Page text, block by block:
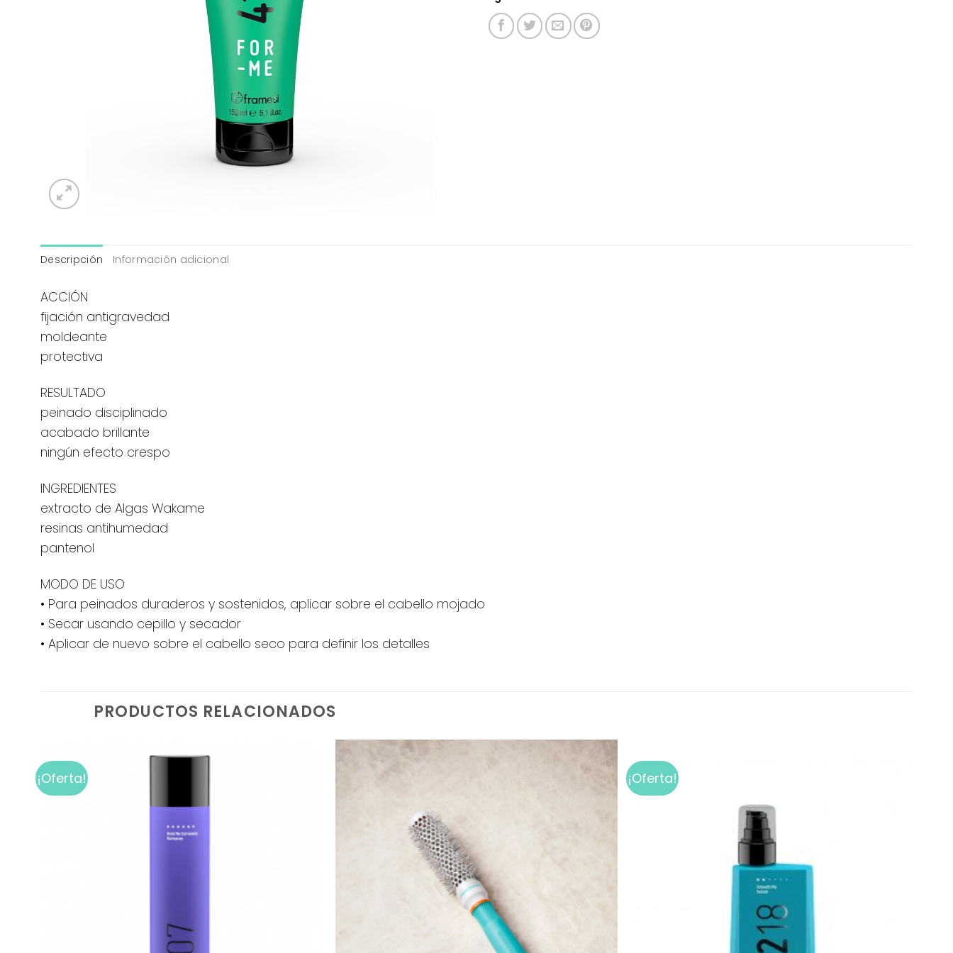
Descripción Información adicional
ACCIÓN
fijación antigravedad
moldeante
protectiva
RESULTADO
peinado disciplinado
acabado brillante
ningún efecto crespo
INGREDIENTES
extracto de Algas Wakame
resinas antihumedad
pantenol
MODO DE USO
• Para peinados duraderos y sostenidos, aplicar sobre el cabello mojado
• Secar usando cepillo y secador
• Aplicar de nuevo sobre el cabello seco para definir los detalles
PRODUCTOS RELACIONADOS
¡Oferta! ¡Oferta!